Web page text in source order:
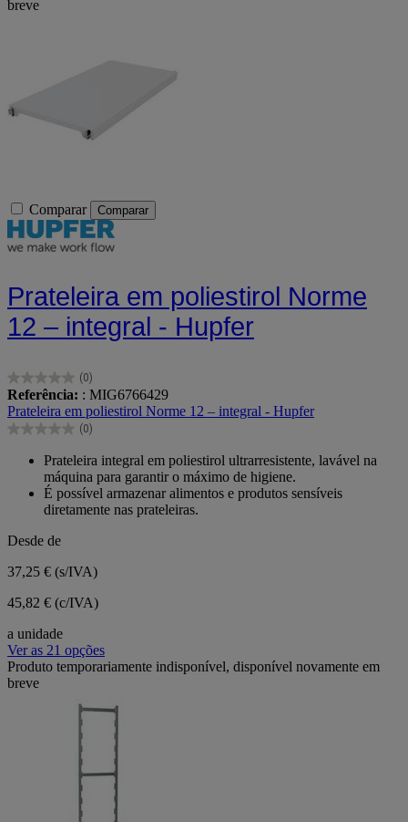
breve
Comparar Comparar
Prateleira em poliestirol Norme
12 – integral - Hupfer
(0)
0.0
em
5
estrelas.
Referência: : MIG6766429
Prateleira em poliestirol Norme 12 – integral - Hupfer
(0)
0.0
estrelas.
Prateleira integral em poliestirol ultrarresistente, lavável na
máquina para garantir o máximo de higiene.
É possível armazenar alimentos e produtos sensíveis
diretamente nas prateleiras.
Desde de
37,25 € (s/IVA)
45,82 € (c/IVA)
a unidade
Ver as 21 opções
Produto temporariamente indisponível, disponível novamente em
breve